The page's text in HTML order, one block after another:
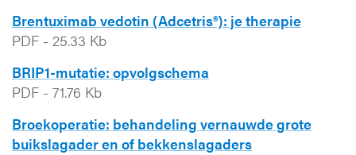
Brentuximab vedotin (Adcetris®): je therapie
PDF - 25.33 Kb
BRIP1-mutatie: opvolgschema
PDF - 71.76 Kb
Broekoperatie: behandeling vernauwde grote
buikslagader en of bekkenslagaders